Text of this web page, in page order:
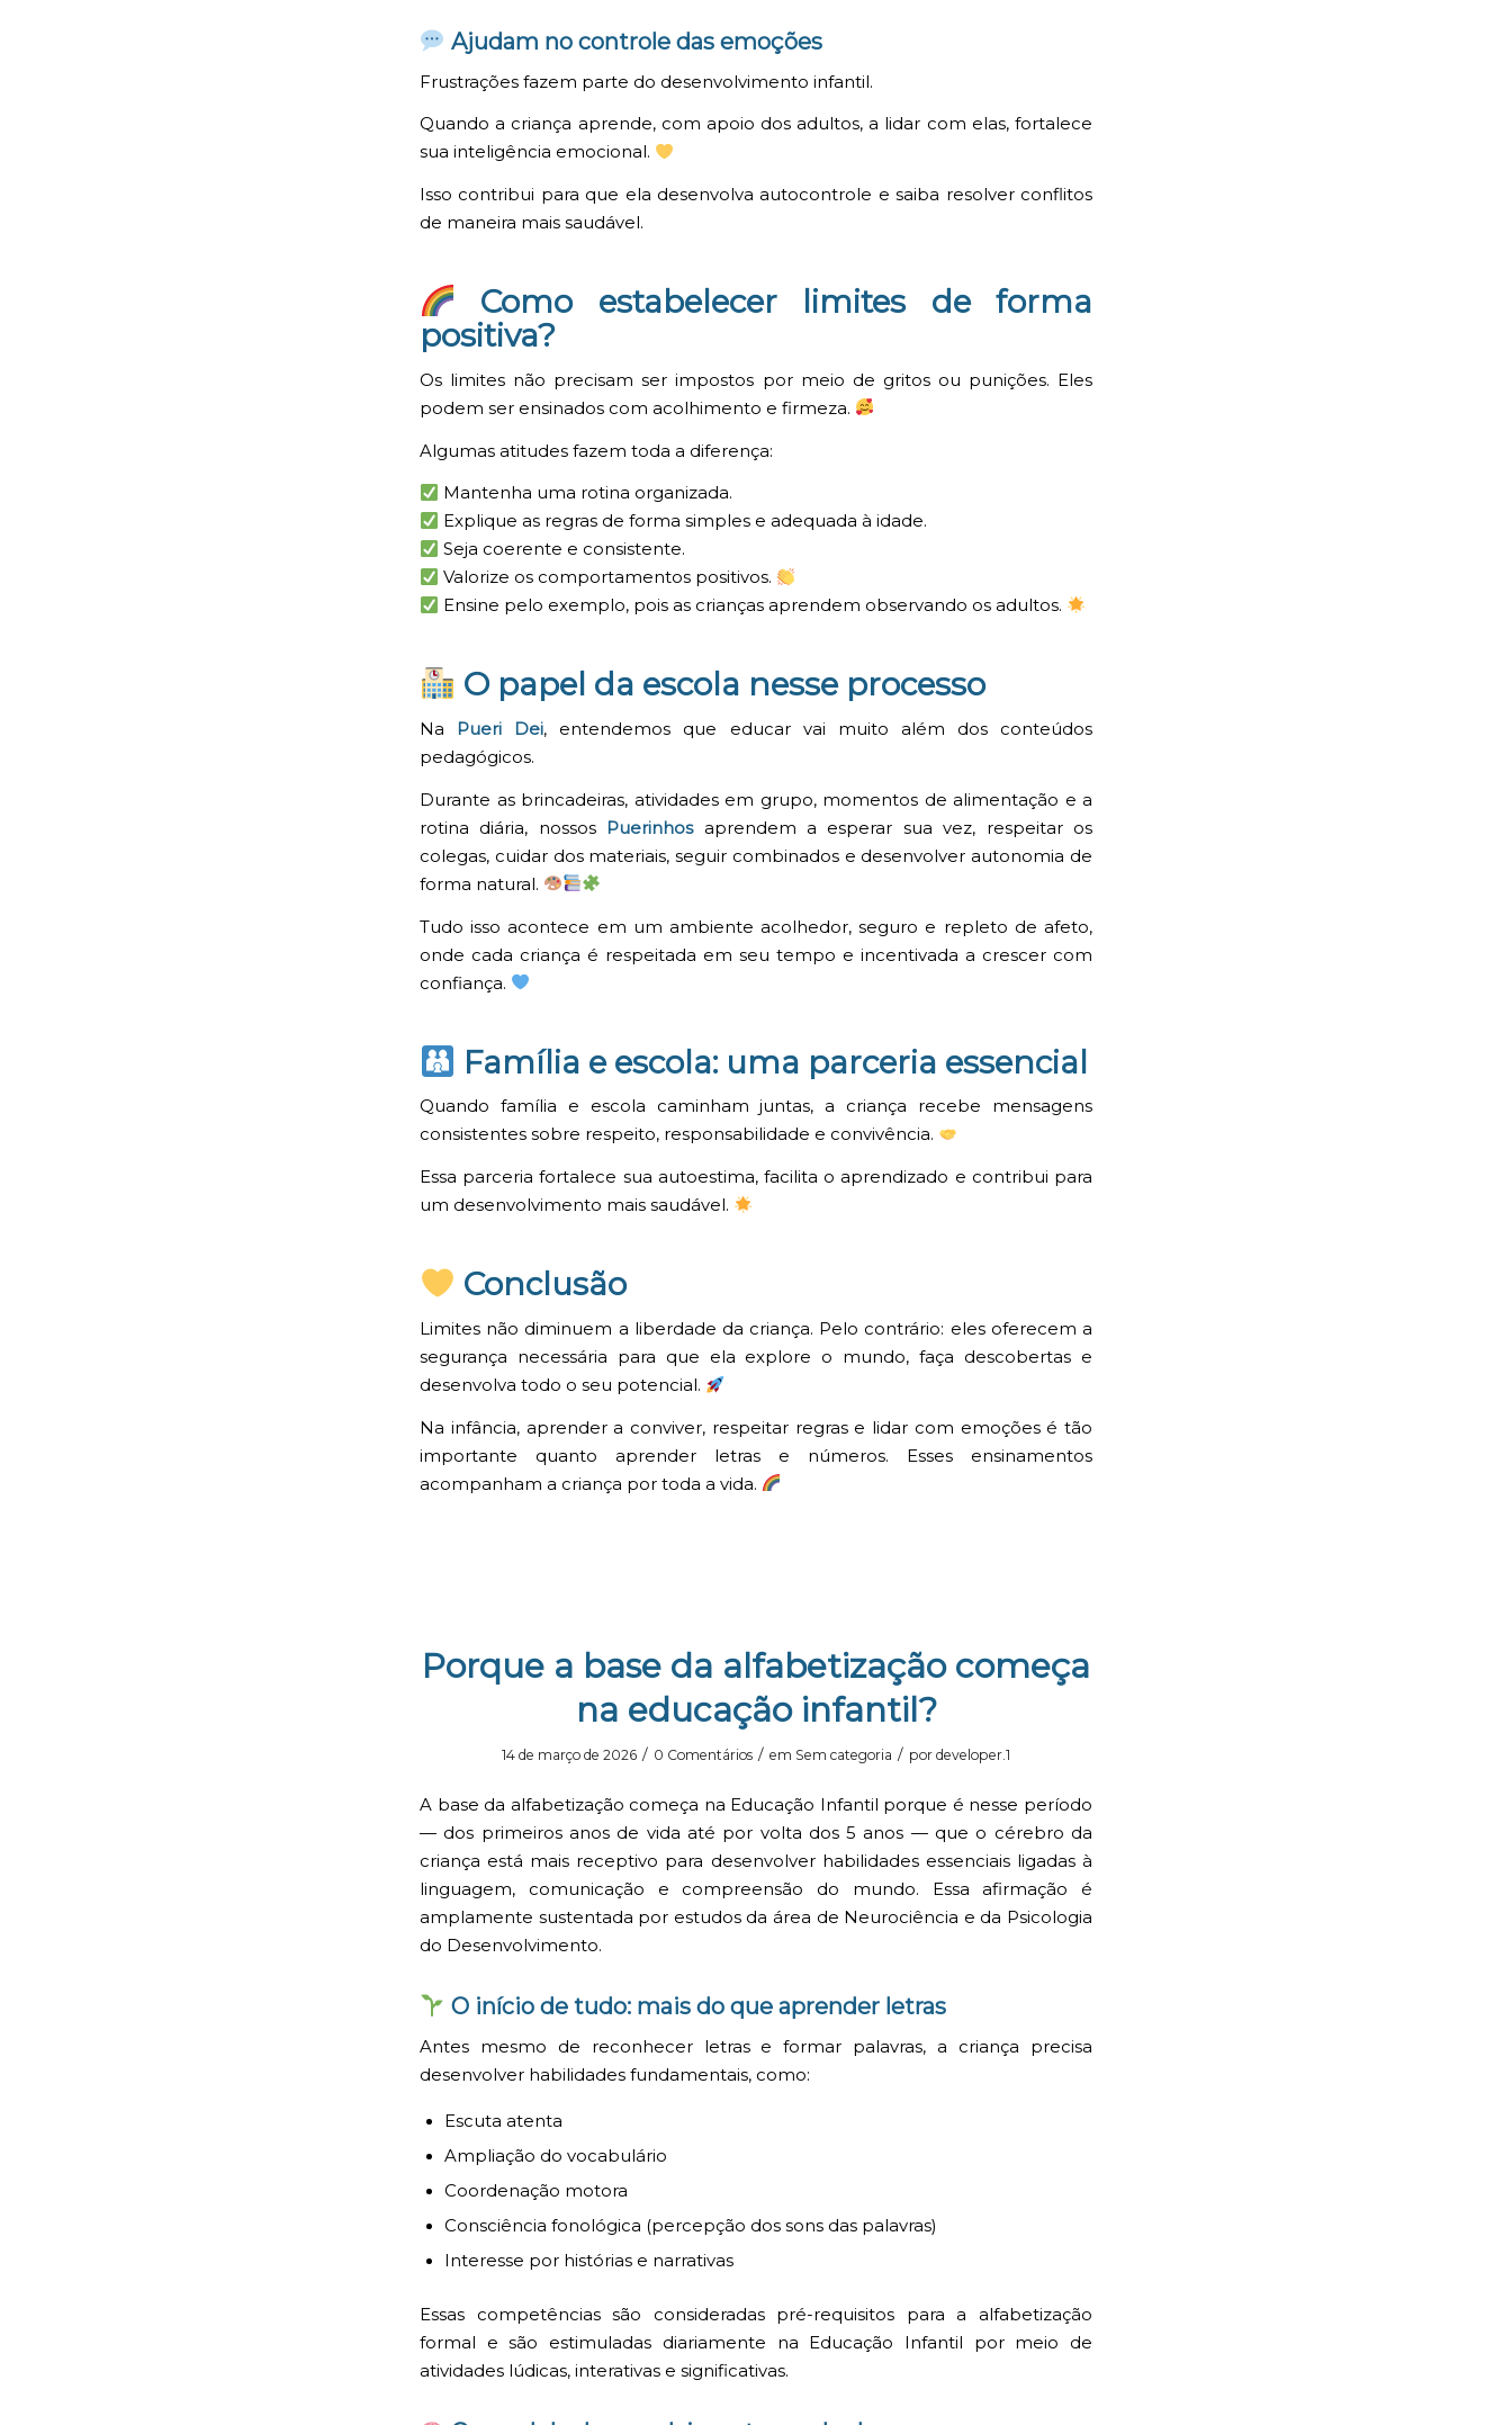
Ajudam no controle das emoções
Frustrações fazem parte do desenvolvimento infantil.
Quando a criança aprende, com apoio dos adultos, a lidar com elas, fortalece
sua inteligência emocional.
Isso contribui para que ela desenvolva autocontrole e saiba resolver conflitos
de maneira mais saudável.
Como estabelecer limites de forma
positiva?
Os limites não precisam ser impostos por meio de gritos ou punições. Eles
podem ser ensinados com acolhimento e firmeza.
Algumas atitudes fazem toda a diferença:
Mantenha uma rotina organizada.
Explique as regras de forma simples e adequada à idade.
Seja coerente e consistente.
Valorize os comportamentos positivos.
Ensine pelo exemplo, pois as crianças aprendem observando os adultos.
O papel da escola nesse processo
Na Pueri Dei, entendemos que educar vai muito além dos conteúdos
pedagógicos.
Durante as brincadeiras, atividades em grupo, momentos de alimentação e a
rotina diária, nossos Puerinhosaprendem a esperar sua vez, respeitar os
colegas, cuidar dos materiais, seguir combinados e desenvolver autonomia de
forma natural.
Tudo isso acontece em um ambiente acolhedor, seguro e repleto de afeto,
onde cada criança é respeitada em seu tempo e incentivada a crescer com
confiança.
Família e escola: uma parceria essencial
Quando família e escola caminham juntas, a criança recebe mensagens
consistentes sobre respeito, responsabilidade e convivência.
Essa parceria fortalece sua autoestima, facilita o aprendizado e contribui para
um desenvolvimento mais saudável.
Conclusão
Limites não diminuem a liberdade da criança. Pelo contrário: eles oferecem a
segurança necessária para que ela explore o mundo, faça descobertas e
desenvolva todo o seu potencial.
Na infância, aprender a conviver, respeitar regras e lidar com emoções é tão
importante quanto aprender letras e números. Esses ensinamentos
acompanham a criança por toda a vida.
Porque a base da alfabetização começa
na educação infantil?
14 de março de 2026 / 0 Comentários / em Sem categoria / por developer.1
A base da alfabetização começa na Educação Infantil porque é nesse período
— dos primeiros anos de vida até por volta dos 5 anos — que o cérebro da
criança está mais receptivo para desenvolver habilidades essenciais ligadas à
linguagem, comunicação e compreensão do mundo. Essa afirmação é
amplamente sustentada por estudos da área de Neurociência e da Psicologia
do Desenvolvimento.
O início de tudo: mais do que aprender letras
Antes mesmo de reconhecer letras e formar palavras, a criança precisa
desenvolver habilidades fundamentais, como:
Escuta atenta
Ampliação do vocabulário
Coordenação motora
Consciência fonológica (percepção dos sons das palavras)
Interesse por histórias e narrativas
Essas competências são consideradas pré-requisitos para a alfabetização
formal e são estimuladas diariamente na Educação Infantil por meio de
atividades lúdicas, interativas e significativas.